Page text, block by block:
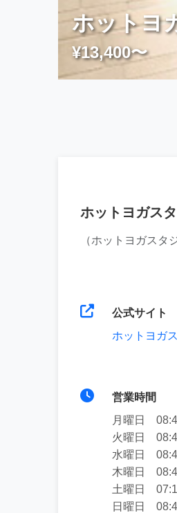
ホットヨ
¥13,400〜
ホットヨガス
（ホットヨガスタ
公式サイト
ホットヨガ
営業時間
月曜日
火曜日
水曜日
木曜日
土曜日
日曜日